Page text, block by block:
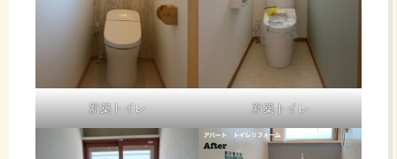
新築トイレ 新築トイレ